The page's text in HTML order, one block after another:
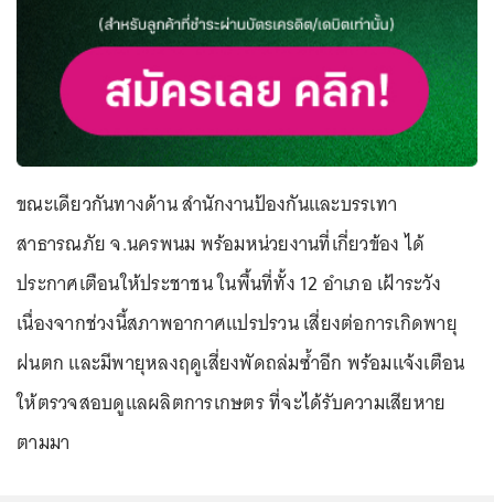
ขณะเดียวกันทางด้าน สำนักงานป้องกันและบรรเทา
สาธารณภัย จ.นครพนม พร้อมหน่วยงานที่เกี่ยวข้อง ได้
ประกาศเตือนให้ประชาชน ในพื้นที่ทั้ง 12 อำเภอ เฝ้าระวัง
เนื่องจากช่วงนี้สภาพอากาศแปรปรวน เสี่ยงต่อการเกิดพายุ
ฝนตก และมีพายุหลงฤดูเสี่ยงพัดถล่มซ้ำอีก พร้อมแจ้งเตือน
ให้ตรวจสอบดูแลผลิตการเกษตร ที่จะได้รับความเสียหาย
ตามมา